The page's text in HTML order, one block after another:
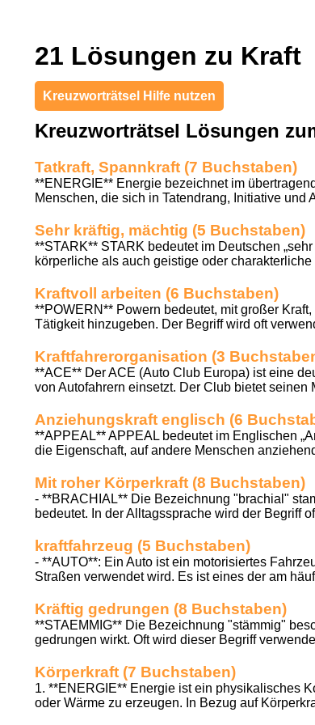
21 Lösungen zu Kraft
Kreuzworträtsel Hilfe nutzen
Kreuzworträtsel Lösungen
Tatkraft, Spannkraft (7 Buchstaben)
**ENERGIE** Energie bezeichnet im
Menschen, die sich in Tatendrang, Initiative und
Sehr kräftig, mächtig (5 Buchstaben)
**STARK** STARK bedeutet im Deutschen
körperliche als auch geistige oder charakterliche
Kraftvoll arbeiten (6 Buchstaben)
**POWERN** Powern bedeutet, mit großer
Tätigkeit hinzugeben. Der Begriff wird oft
Kraftfahrerorganisation (3
**ACE** Der ACE (Auto Club Europa) ist eine
von Autofahrern einsetzt. Der Club bietet
Anziehungskraft englisch (6
**APPEAL** APPEAL bedeutet im Englischen
die Eigenschaft, auf andere Menschen
Mit roher Körperkraft (8 Buchstaben)
- **BRACHIAL** Die Bezeichnung "brachial"
bedeutet. In der Alltagssprache wird der Begriff
kraftfahrzeug (5 Buchstaben)
- **AUTO**: Ein Auto ist ein motorisiertes
Straßen verwendet wird. Es ist eines der am
Kräftig gedrungen (8 Buchstaben)
**STAEMMIG** Die Bezeichnung "stämmig"
gedrungen wirkt. Oft wird dieser Begriff
Körperkraft (7 Buchstaben)
1. **ENERGIE** Energie ist ein physikalisches
oder Wärme zu erzeugen. In Bezug auf